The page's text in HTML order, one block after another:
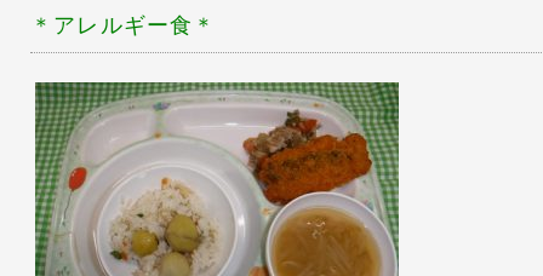
＊アレルギー食 ＊